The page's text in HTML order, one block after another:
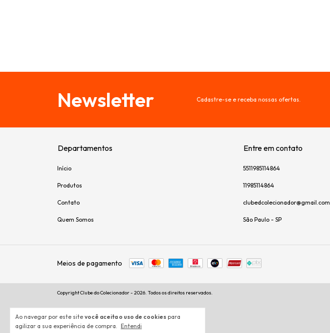
Ao navegar por este site você aceita o uso de cookies para
agilizar a sua experiência de compra. Entendi
Newsletter Cadastre-se e receba nossas ofertas.
Departamentos
Início
Produtos
Contato
Quem Somos
Entre em contato
5511985114864
11985114864
clubedcolecionador@gmail.com
São Paulo - SP
Meios de pagamento
Copyright Clube do Colecionador - 2026. Todos os direitos reservados.